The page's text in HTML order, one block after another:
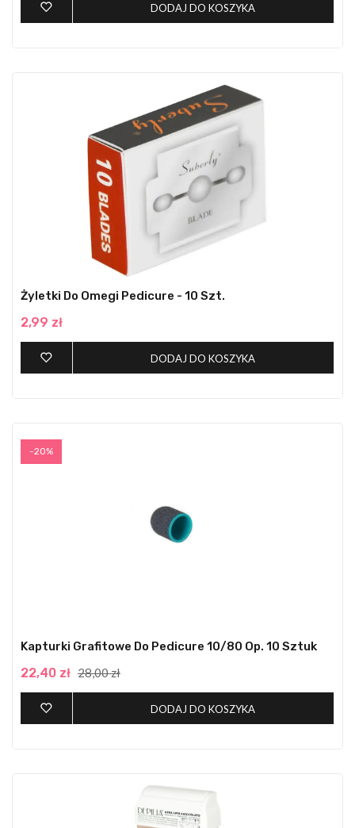
DODAJ DO KOSZYKA
Żyletki Do Omegi Pedicure - 10 Szt.
2,99 zł
DODAJ DO KOSZYKA
-20%
Kapturki Grafitowe Do Pedicure 10/80 Op. 10 Sztuk
22,40 zł 28,00 zł
DODAJ DO KOSZYKA